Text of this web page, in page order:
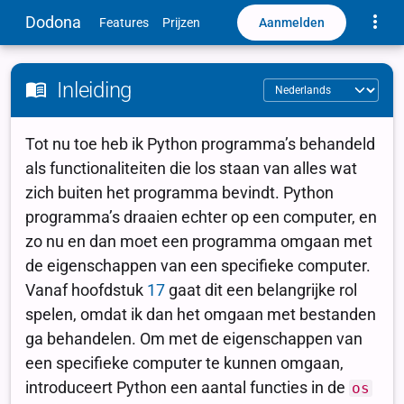
Dodona Features Prijzen Aanmelden
Inleiding